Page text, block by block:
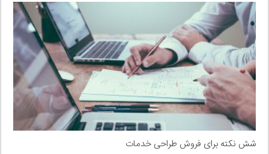
شش نکته برای فروش طراحی خدمات